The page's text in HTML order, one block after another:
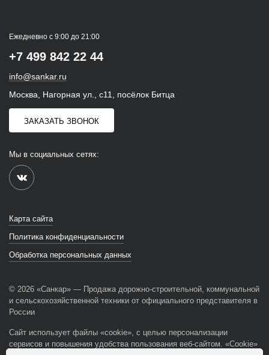
Ежедневно с 9:00 до 21:00
+7 499 842 22 44
info@sankar.ru
Москва, Нагорная ул., с11, посёлок Битца
ЗАКАЗАТЬ ЗВОНОК
Мы в социальных сетях:
Карта сайта
Политика конфиденциальности
Обработка персональных данных
© 2026 «Санкар» — Продажа дорожно-строительной, коммунальной
и сельскохозяйственной техники от официального представителя в
России
Сайт использует файлы «cookie», с целью персонализации
сервисов и повышения удобства пользования веб-сайтом. «Cookie»